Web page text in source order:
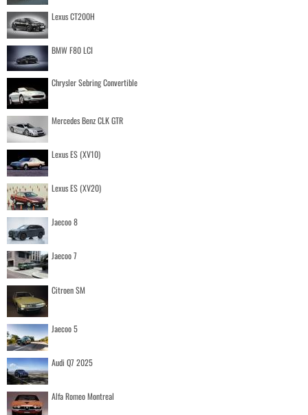
Lexus CT200H
BMW F80 LCI
Chrysler Sebring Convertible
Mercedes Benz CLK GTR
Lexus ES (XV10)
Lexus ES (XV20)
Jaecoo 8
Jaecoo 7
Citroen SM
Jaecoo 5
Audi Q7 2025
Alfa Romeo Montreal